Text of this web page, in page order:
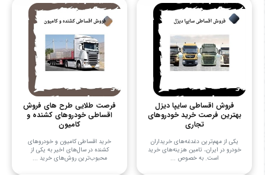
فروش اقساطی سایپا دیزل
بهترین فرصت خرید خودروهای
تجاری
یکی از مهم‌ترین دغدغه‌های خریداران
خودرو در ایران، تامین هزینه‌های خرید
است. به خصوص ...
فرصت طلایی طرح های فروش
اقساطی خودروهای کشنده و
کامیون
خرید اقساطی کامیون و خودروهای
کشنده در سال‌های اخیر به یکی از
محبوب‌ترین روش‌های خرید ...